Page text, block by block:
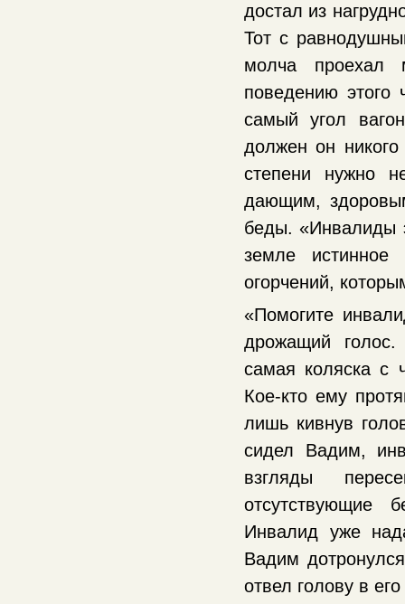
достал из
Тот с
молча проехал
поведению
самый угол
должен он
степени нужно
дающим,
беды. «Инвалиды
земле
огорчений,
«Помогите
дрожащий
самая коляска с
Кое-кто ему
лишь кивнув
сидел Вадим,
взгляды
отсутствующие
Инвалид уже
Вадим
отвел голову в его